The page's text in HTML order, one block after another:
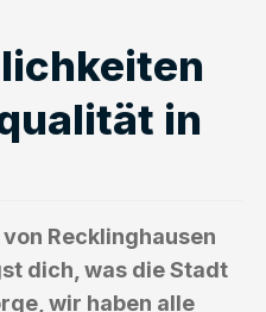
in
Recklinghausen
dich, was die Stadt
wir haben alle